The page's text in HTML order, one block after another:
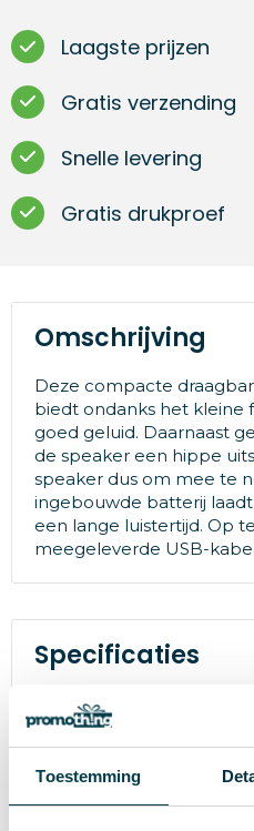
Toestemming
Laagste prijzen
Gratis verzending
Snelle levering
Gratis drukproef
Omschrijving
Deze compacte
biedt ondanks het kleine
goed geluid. Daarnaast
de speaker een hippe
speaker dus om mee te
ingebouwde batterij
een lange luistertijd. Op
meegeleverde USB-
Specificaties
Gewicht
Materiaal